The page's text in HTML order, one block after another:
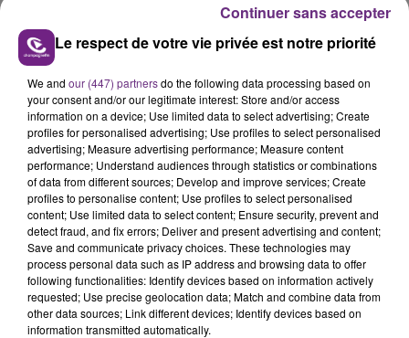
nucléaire ardennaise est à l'arrêt. Une situation
justifiée par la sécheresse intense qui est toujours
présente.
LE MAGASIN JOUÉCLUB DE REIMS FERME
SES PORTES
C'était l'une des institutions du centre-ville
rémois. Le magasin JouéClub est contraint de
fermer ses portes.
TITRES DIFFUSÉS
Le respect de votre vie privée est notre priorité
We and our (447) partnersdo the following data processing based on
your consent and/or our legitimate interest: Store and/or access
information on a device; Use limited data to select advertising; Create
profiles for personalised advertising; Use profiles to select personalised
advertising; Measure advertising performance; Measure content
performance; Understand audiences through statistics or combinations
of data from different sources; Develop and improve services; Create
profiles to personalise content; Use profiles to select personalised
content; Use limited data to select content; Ensure security, prevent and
detect fraud, and fix errors; Deliver and present advertising and content;
Save and communicate privacy choices. These technologies may
process personal data such as IP address and browsing data to offer
following functionalities: Identify devices based on information actively
requested; Use precise geolocation data; Match and combine data from
other data sources; Link different devices; Identify devices based on
information transmitted automatically.
Continuer sans accepter